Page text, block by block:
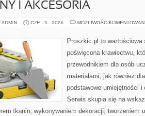
I AKCESORIA
ADMIN CZE - 5 - 2026 MOŻLIWOŚĆ
Proszkic.pl to wartościowa
poświęcona krawiectwu,
przewodnikiem dla osób
materiałami, jak również
podstawowe umiejętności
Serwis skupia się na
tkanin, wykonywaniem dekoracji, tworzeniem